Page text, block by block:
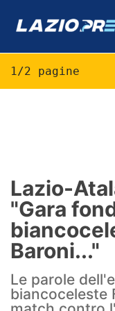
Formello
Infortuni
Primavera
Calciomercato
Lazio Women
1/2 pagine
Lazio-
"Gara
Baroni..."
Le parole
biancoceleste